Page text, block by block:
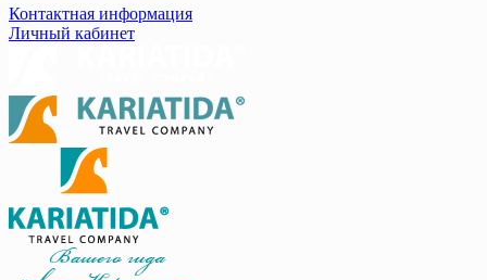
Контактная информация
Личный кабинет